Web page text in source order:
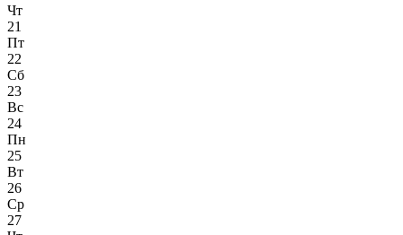
Чт
21
Пт
22
Сб
23
Вс
24
Пн
25
Вт
26
Ср
27